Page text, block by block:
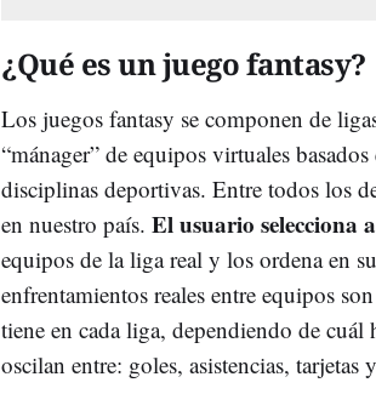
¿Qué es un juego fantasy?
Los juegos fantasy se componen de
“mánager” de equipos virtuales
disciplinas deportivas. Entre todos los
en nuestro país. El usuario selecciona
equipos de la liga real y los ordena en
enfrentamientos reales entre equipos
tiene en cada liga, dependiendo de
oscilan entre: goles, asistencias, tarjetas